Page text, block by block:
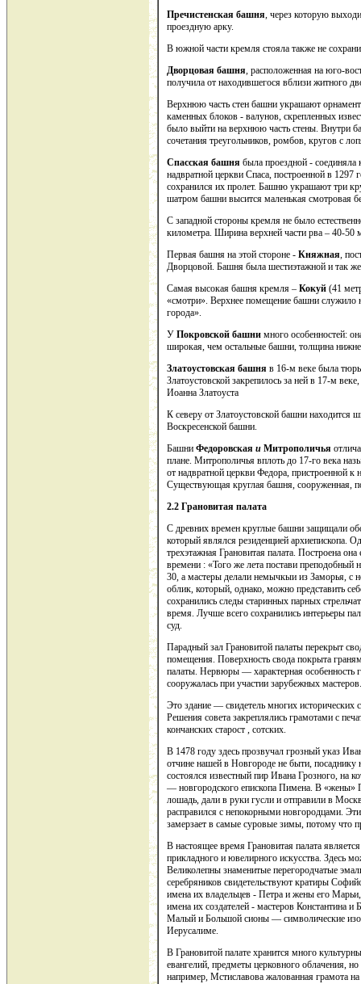
Пречистенская башня, через которую
проездную арку.
В южной части кремля стояла также не
Дворцовая башня, расположенная на юго-
получила от находившегося вблизи житного
Верхнюю часть стен башни украшают
каменных блоков - валунов, скрепленных
было выйти на верхнюю часть стены. Внутри
сочетания треугольников, ромбов, кругов с
Спасская башня была проездной -
надвратной церкви Спаса, построенной в
сохранился их пролет. Башню украшают три
шатром башни высится маленькая смотровая
С западной стороны кремля не было
километра. Ширина верхней части рва – 40-50
Первая башня на этой стороне - Княжная,
Дворцовой. Башня была шестиэтажной и так
Самая высокая башня кремля – Кокуй (41
«смотри». Верхнее помещение башни служило
города».
У Покровской башни много особенностей:
широкая, чем остальные башни, толщина
Златоустовская башня в 16-м веке была
Златоустовской закрепилось за ней в 17-м
Иоанна Златоуста
К северу от Златоустовской башни находится
Воскресенской башни.
Башни Федоровская и Митрополичья
плане. Митрополичья вплоть до 17-го века
от надвратной церкви Федора, пристроенной
Существующая круглая башня, сооруженная,
2.2 Грановитая палата
С древних времен круглые башни защищали
который являлся резиденцией архиепископа.
трехэтажная Грановитая палата. Построена она
времени : «Того же лета постави преподобный
30, а мастеры делали немычкыи из Заморья, с
облик, который, однако, можно представить
сохранились следы старинных парных
время. Лучше всего сохранились интерьеры
суд.
Парадный зал Грановитой палаты перекрыт
помещения. Поверхность свода покрыта
палаты. Нервюры — характерная особенность
сооружалась при участии зарубежных мастеров.
Это здание — свидетель многих исторических
Решения совета закреплялись грамотами с
кончанских старост , сотских.
В 1478 году здесь прозвучал грозный указ
отчине нашей в Новгороде не быти, посаднику
состоялся известный пир Ивана Грозного, на
— новгородского епископа Пимена. В «жены»
лошадь, дали в руки гусли и отправили в
расправился с непокорными новгородцами.
замерзает в самые суровые зимы, потому что
В настоящее время Грановитая палата
прикладного и ювелирного искусства.
Великолепны знаменитые перегородчатые
серебряников свидетельствуют кратиры
имена их владельцев - Петра и жены его
имена их создателей - мастеров Константина
Малый и Большой сионы — символические
Иерусалиме.
В Грановитой палате хранится много
евангелий, предметы церковного облачения,
например, Мстиславова жалованная грамота